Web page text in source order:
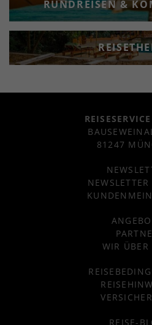
RUNDREISEN &
81247
WIR ÜBER
REISE-